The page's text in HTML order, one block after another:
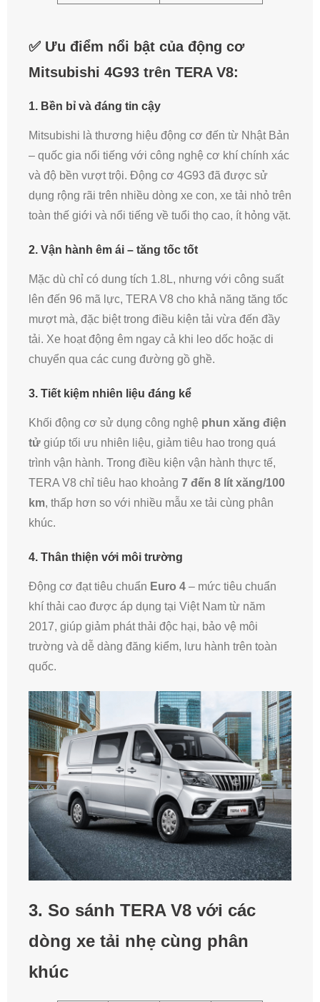
✅ Ưu điểm nổi bật của động cơ
Mitsubishi 4G93 trên TERA V8:
1. Bền bỉ và đáng tin cậy
Mitsubishi là thương hiệu động cơ đến từ Nhật Bản
– quốc gia nổi tiếng với công nghệ cơ khí chính xác
và độ bền vượt trội. Động cơ 4G93 đã được sử
dụng rộng rãi trên nhiều dòng xe con, xe tải nhỏ trên
toàn thế giới và nổi tiếng về tuổi thọ cao, ít hỏng vặt.
2. Vận hành êm ái – tăng tốc tốt
Mặc dù chỉ có dung tích 1.8L, nhưng với công suất
lên đến 96 mã lực, TERA V8 cho khả năng tăng tốc
mượt mà, đặc biệt trong điều kiện tải vừa đến đầy
tải. Xe hoạt động êm ngay cả khi leo dốc hoặc di
chuyển qua các cung đường gồ ghề.
3. Tiết kiệm nhiên liệu đáng kể
Khối động cơ sử dụng công nghệ phun xăng điện
tử giúp tối ưu nhiên liệu, giảm tiêu hao trong quá
trình vận hành. Trong điều kiện vận hành thực tế,
TERA V8 chỉ tiêu hao khoảng 7 đến 8 lít xăng/100
km, thấp hơn so với nhiều mẫu xe tải cùng phân
khúc.
4. Thân thiện với môi trường
Động cơ đạt tiêu chuẩn Euro 4 – mức tiêu chuẩn
khí thải cao được áp dụng tại Việt Nam từ năm
2017, giúp giảm phát thải độc hại, bảo vệ môi
trường và dễ dàng đăng kiểm, lưu hành trên toàn
quốc.
3. So sánh TERA V8 với các
dòng xe tải nhẹ cùng phân
khúc